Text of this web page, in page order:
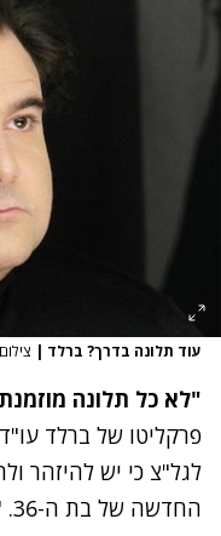
עוד תלונה בדרך? ברלד |
"לא כל תלונה
פרקליטו של ברלד
לגל"צ כי יש להיזהר